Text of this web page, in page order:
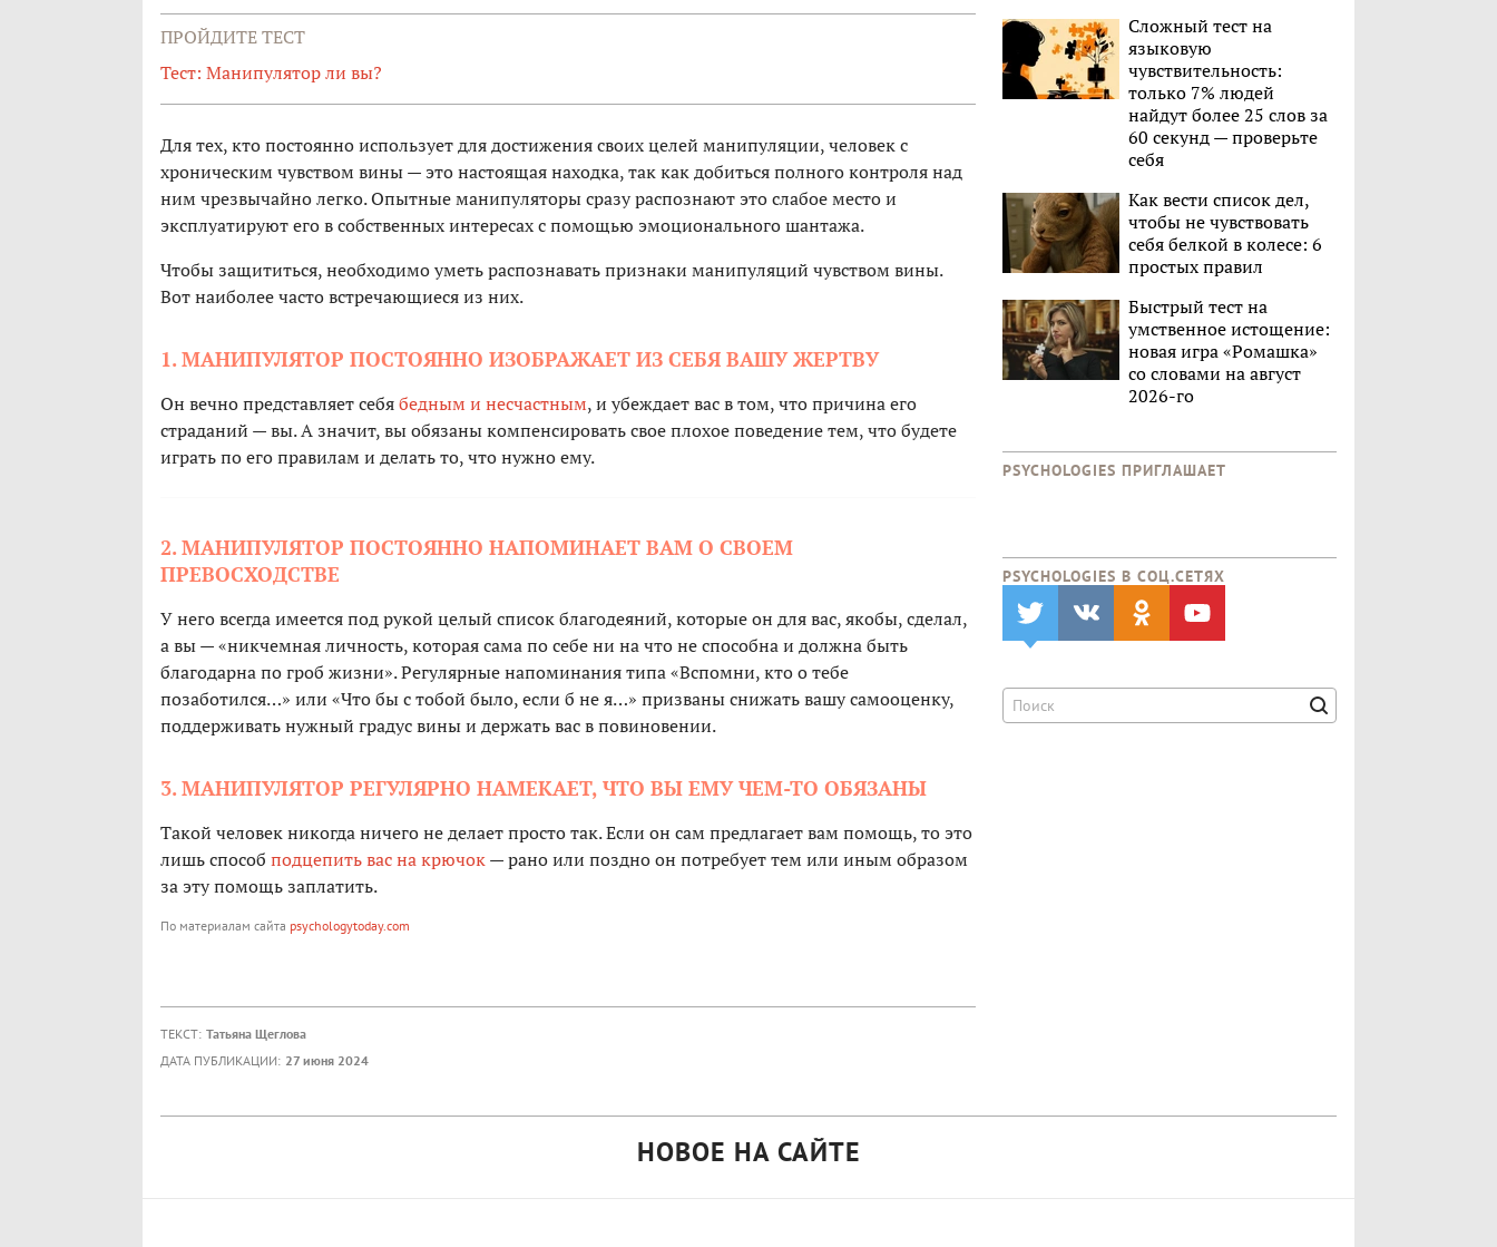
ПРОЙДИТЕ ТЕСТ
Тест: Манипулятор ли вы?
Для тех, кто постоянно использует для достижения своих целей манипуляции, человек с
хроническим чувством вины — это настоящая находка, так как добиться полного контроля над
ним чрезвычайно легко. Опытные манипуляторы сразу распознают это слабое место и
эксплуатируют его в собственных интересах с помощью эмоционального шантажа.
Чтобы защититься, необходимо уметь распознавать признаки манипуляций чувством вины.
Вот наиболее часто встречающиеся из них.
1. МАНИПУЛЯТОР ПОСТОЯННО ИЗОБРАЖАЕТ ИЗ СЕБЯ ВАШУ ЖЕРТВУ
Он вечно представляет себябедным и несчастным, и убеждает вас в том, что причина его
страданий — вы. А значит, вы обязаны компенсировать свое плохое поведение тем, что будете
играть по его правилам и делать то, что нужно ему.
2. МАНИПУЛЯТОР ПОСТОЯННО НАПОМИНАЕТ ВАМ О СВОЕМ
ПРЕВОСХОДСТВЕ
У него всегда имеется под рукой целый список благодеяний, которые он для вас, якобы, сделал,
а вы — «никчемная личность, которая сама по себе ни на что не способна и должна быть
благодарна по гроб жизни». Регулярные напоминания типа «Вспомни, кто о тебе
позаботился…» или «Что бы с тобой было, если б не я…» призваны снижать вашу самооценку,
поддерживать нужный градус вины и держать вас в повиновении.
3. МАНИПУЛЯТОР РЕГУЛЯРНО НАМЕКАЕТ, ЧТО ВЫ ЕМУ ЧЕМ-ТО ОБЯЗАНЫ
Такой человек никогда ничего не делает просто так. Если он сам предлагает вам помощь, то это
лишь способ подцепить вас на крючок— рано или поздно он потребует тем или иным образом
за эту помощь заплатить.
По материалам сайта psychologytoday.com
ТЕКСТ: Татьяна Щеглова
ДАТА ПУБЛИКАЦИИ: 27 июня 2024
Сложный тест на
языковую
чувствительность:
только 7% людей
найдут более 25 слов за
60 секунд — проверьте
себя
Как вести список дел,
чтобы не чувствовать
себя белкой в колесе: 6
простых правил
Быстрый тест на
умственное истощение:
новая игра «Ромашка»
со словами на август
2026-го
PSYCHOLOGIES ПРИГЛАШАЕТ
PSYCHOLOGIES В CОЦ.СЕТЯХ
НОВОЕ НА САЙТЕ